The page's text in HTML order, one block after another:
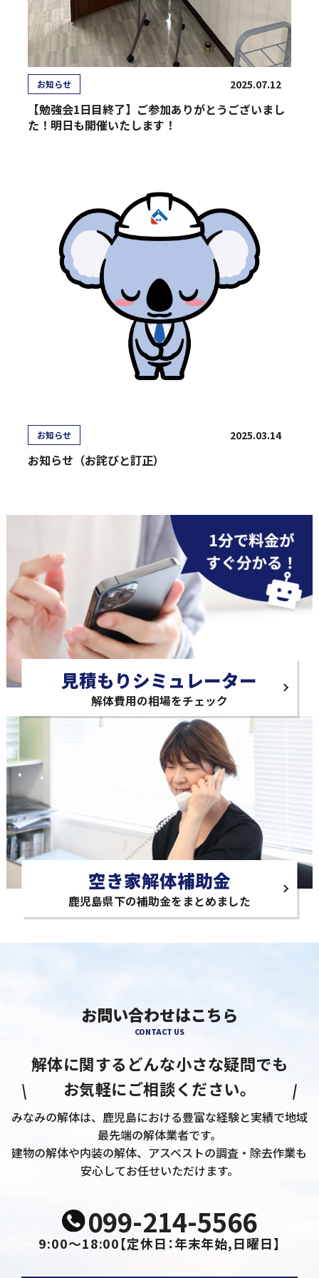
お知らせ 2025.07.12
【勉強会1日目終了】ご参加ありがとうございまし
た！明日も開催いたします！
お知らせ 2025.03.14
お知らせ（お詫びと訂正）
見積もりシミュレーター
解体費用の相場をチェック
空き家解体補助金
鹿児島県下の補助金をまとめました
お問い合わせはこちら
CONTACT US
解体に関するどんな小さな疑問でも
お気軽にご相談ください。
みなみの解体は、鹿児島における豊富な経験と実績で地域
最先端の解体業者です。
建物の解体や内装の解体、アスベストの調査・除去作業も
安心してお任せいただけます。
099-214-5566
9:00～18:00【定休日：年末年始,日曜日】